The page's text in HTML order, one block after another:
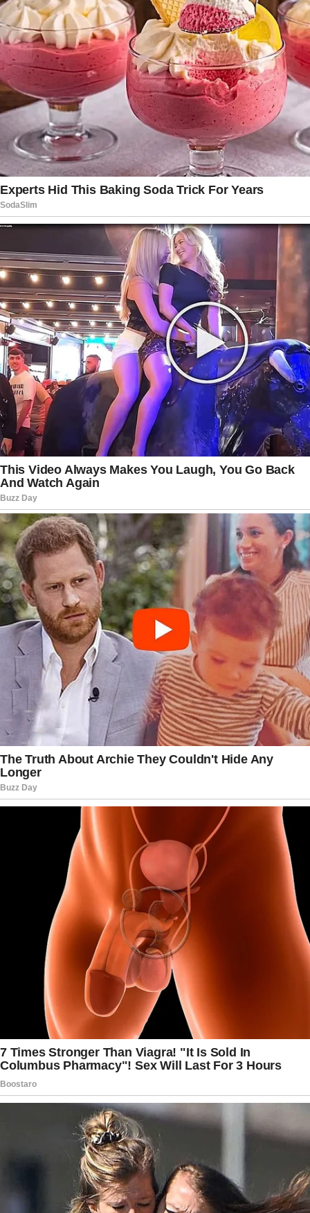
acordo com o entendimento apresentado pelo
governo, embora PCC e CV representem
desafios significativos para a segurança pública,
suas atividades estariam ligadas principalmente a
práticas voltadas ao lucro financeiro e ao
controle de mercados ilegais. Dessa forma,
autoridades brasileiras defendem que o
enfrentamento dessas organizações deve
ocorrer dentro dos instrumentos previstos na
legislação nacional, sem a necessidade de
enquadramentos que possam gerar
interpretações distintas em âmbito internacional.
Enquanto isso, especialistas em relações
internacionais e segurança pública acompanham
atentamente os desdobramentos do caso.
Analistas observam que a classificação adotada
pelos Estados Unidos pode ampliar mecanismos
de monitoramento financeiro, rastreamento de
recursos e cooperação internacional voltados à
repressão de atividades ilícitas. Ao mesmo
tempo, destacam que qualquer medida prática
envolvendo território brasileiro depende do
respeito aos acordos diplomáticos existentes e à
soberania nacional. O tema passou a ocupar
espaço central nas discussões entre autoridades
dos dois países e deve continuar sendo
acompanhado nos próximos meses.
Com a repercussão crescendo dentro e fora do
Brasil, o episódio evidencia como decisões
relacionadas ao combate ao crime organizado
podem ultrapassar fronteiras e gerar impactos
políticos, econômicos e diplomáticos relevantes.
O governo brasileiro reafirma que está disposto a
ampliar a cooperação internacional em áreas
estratégicas, incluindo combate à lavagem de
dinheiro e ao tráfico internacional, mas reforça
que qualquer iniciativa deve ocorrer com diálogo,
respeito institucional e preservação da
autonomia nacional. Diante desse cenário, a
expectativa agora se volta para os próximos
movimentos das autoridades brasileiras e
americanas, que poderão definir os rumos dessa
nova etapa das relações entre os dois países.